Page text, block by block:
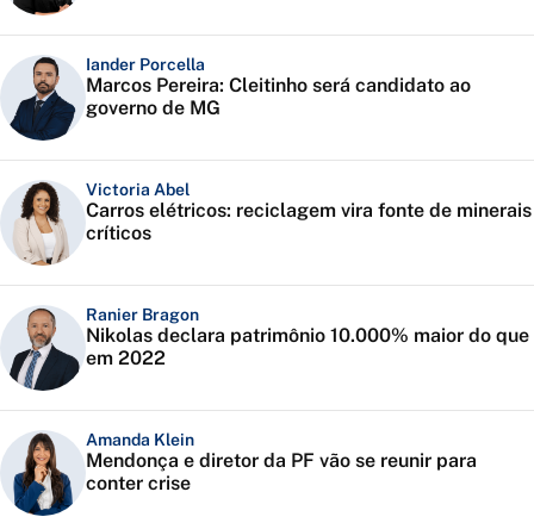
Iander Porcella
Marcos Pereira: Cleitinho será candidato ao
governo de MG
Victoria Abel
Carros elétricos: reciclagem vira fonte de minerais
críticos
Ranier Bragon
Nikolas declara patrimônio 10.000% maior do que
em 2022
Amanda Klein
Mendonça e diretor da PF vão se reunir para
conter crise